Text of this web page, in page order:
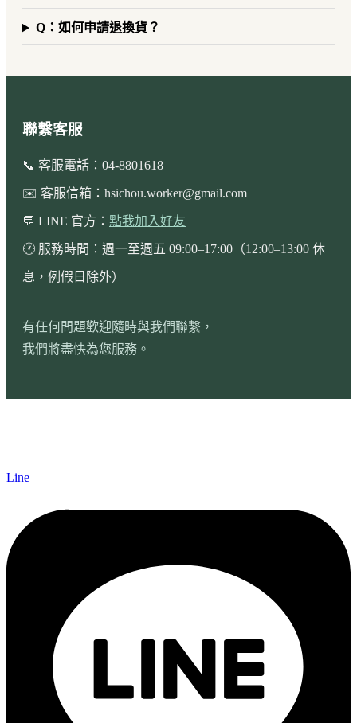
Q：如何申請退換貨？
聯繫客服
📞 客服電話：04-8801618
✉️ 客服信箱： hsichou.worker@gmail.com
💬 LINE 官方： 點我加入好友
🕐 服務時間：週一至週五 09:00–17:00（12:00–13:00 休
息，例假日除外）
有任何問題歡迎隨時與我們聯繫，
我們將盡快為您服務。
Line